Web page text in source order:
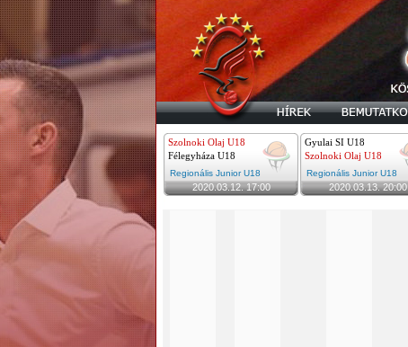
Szolnoki Olaj U18
Félegyháza U18
Regionális Junior U18
2020.03.12. 17:00
Gyulai SI U18
Szolnoki Olaj U18
Regionális Junior U18
2020.03.13. 20:00